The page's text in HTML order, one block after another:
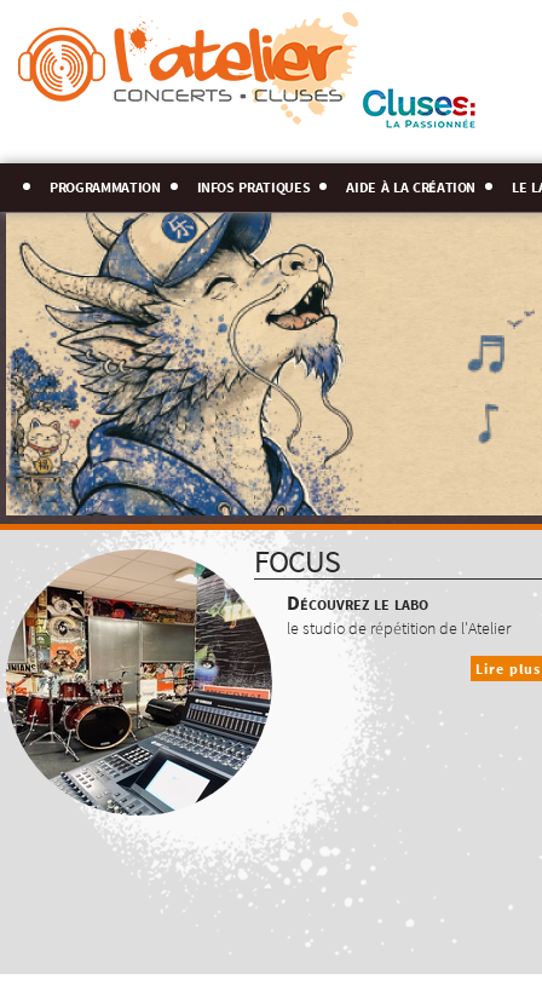
programmation infos pratiques aide à la création le
FOCUS
Découvrez le labo
le studio de répétition de l'Atelier
Lire plus